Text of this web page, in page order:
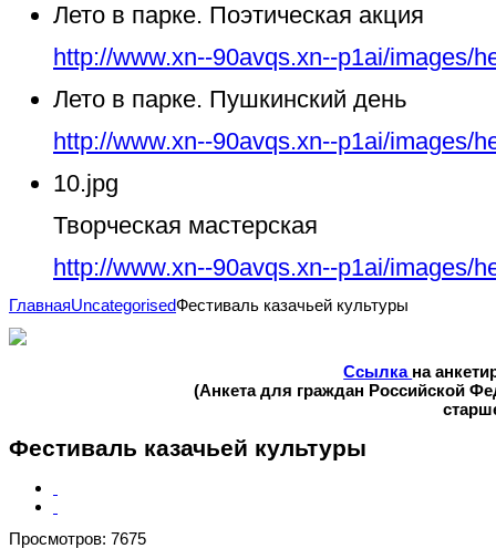
Лето в парке. Поэтическая акция
http://www.xn--90avqs.xn--p1ai/images/
Лето в парке. Пушкинский день
http://www.xn--90avqs.xn--p1ai/images/
10.jpg
Творческая мастерская
http://www.xn--90avqs.xn--p1ai/images/
ГлавнаяUncategorisedФестиваль казачьей культуры
Ссылка на
(Анкета для граждан Российской
Фестиваль казачьей культуры
Просмотров: 7675